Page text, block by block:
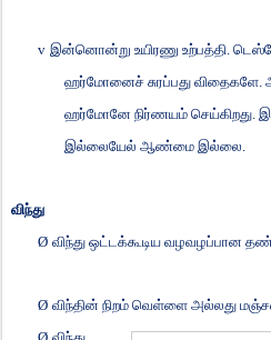
v இன்னொன்று உயிரணு உற்பத்தி.
ஹர்மோனைச் சுரப்பது விதைகளே.
ஹர்மோனே நிர்ணயம்
இல்லையேல் ஆண்மை இல்லை.
விந்து
Ø விந்து ஒட்டக்கூடிய வழவழப்பான
Ø விந்தின் நிறம் வெள்ளை அல்லது